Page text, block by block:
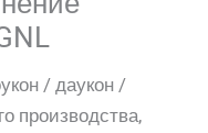
/ даукон /
производства,